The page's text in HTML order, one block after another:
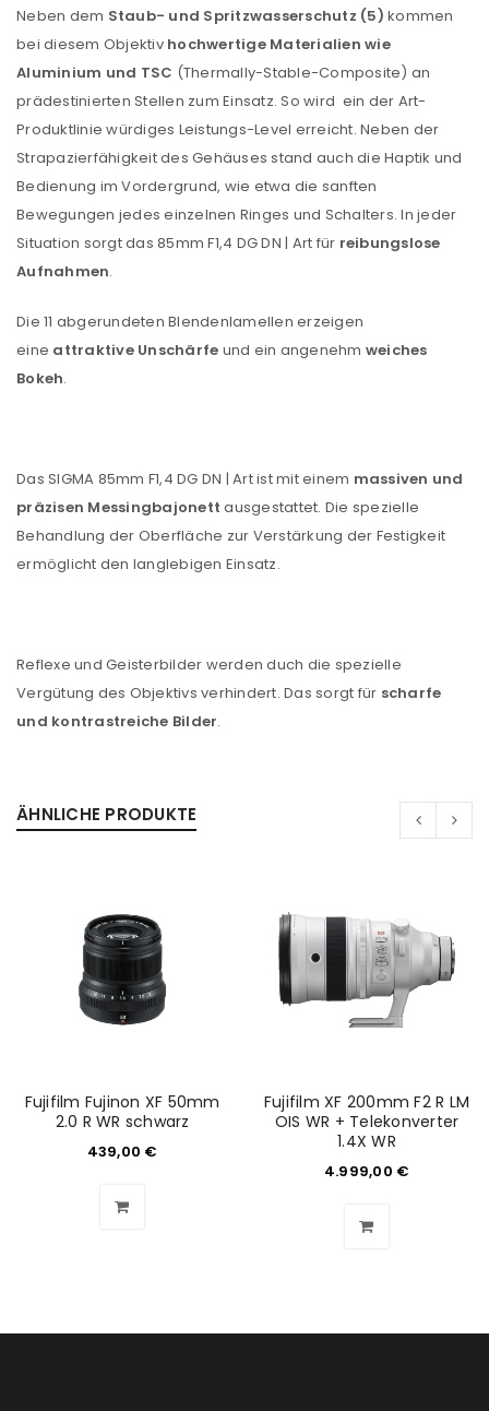
Anmeldeformular geschützt durch
Angemeldet bleiben
ANMELDEN
PASSWORT VERGESSEN?
REGISTRIEREN
NEWSLETTER ABONNIEREN
Neben dem Staub- und Spritzwasserschutz (5) kommen
bei diesem Objektiv hochwertige Materialien wie
Aluminium und TSC (Thermally-Stable-Composite) an
prädestinierten Stellen zum Einsatz. So wird ein der Art-
Produktlinie würdiges Leistungs-Level erreicht. Neben der
Strapazierfähigkeit des Gehäuses stand auch die Haptik und
Bedienung im Vordergrund, wie etwa die sanften
Bewegungen jedes einzelnen Ringes und Schalters. In jeder
Situation sorgt das 85mm F1,4 DG DN | Art für reibungslose
Aufnahmen.
Die 11 abgerundeten Blendenlamellen erzeigen
eine attraktive Unschärfe und ein angenehm weiches
Bokeh.
Das SIGMA 85mm F1,4 DG DN | Art ist mit einem massiven und
präzisen Messingbajonett ausgestattet. Die spezielle
Behandlung der Oberfläche zur Verstärkung der Festigkeit
ermöglicht den langlebigen Einsatz.
Reflexe und Geisterbilder werden duch die spezielle
Vergütung des Objektivs verhindert. Das sorgt für scharfe
und kontrastreiche Bilder.
ÄHNLICHE PRODUKTE
Fujifilm Fujinon XF 50mm
2.0 R WR schwarz
439,00 €
Fujifilm XF 200mm F2 R LM
OIS WR + Telekonverter
1.4X WR
4.999,00 €